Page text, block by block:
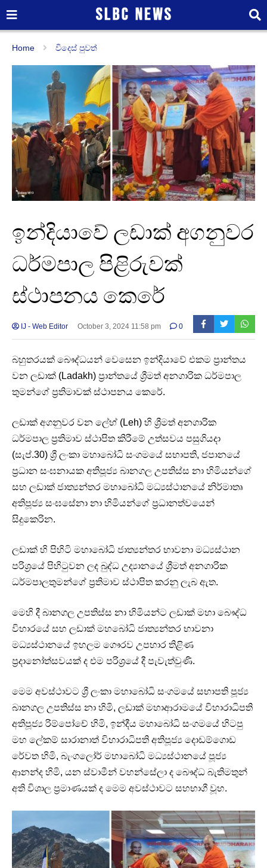
Home විදෙස් පුවත්
ඉන්දියාවේ ලඩාක් අගනුවර
ධර්මපාල පිළිරුවක්
ස්ථාපනය කෙරේ
IJ - Web Editor October 3, 2024 11:58 pm 0
බහුතරයක් බෞද්ධයන් වෙසෙන ඉන්දියාවේ එකම ප්‍රාන්තය
වන ලඩාක් (Ladakh) ප්‍රාන්තයේ ශ්‍රීමත් අනගාරික ධර්මපාල
තුමන්ගේ ප්‍රතිමාවක් ස්ථාපනය කෙරේ.
ලඩාක් අගනුවර වන ලේහ් (Leh) හි ශ්‍රීමත් අනගාරික
ධර්මපාල ප්‍රතිමාව ස්ථාපිත කිරීමේ උත්සවය පසුගියදා
(සැප්.30) ශ්‍රී ලංකා මහාබෝධි සංගමයේ සභාපති, ජපානයේ
ප්‍රධාන සංඝනායක අතිපූජ්‍ය බානගල උපතිස්ස නා හිමියන්ගේ
සහ ලඩාක් ජාත්‍යන්තර මහාබෝධි මධ්‍යස්ථානයේ නිර්මාතෘ
අතිපූජ්‍ය සංඝසේනා නා හිමියන්ගේ ප්‍රධානත්වයෙන්
සිදුකෙරින.
ලඩාක් හි පිහිටි මහාබෝධි ජාත්‍යන්තර භාවනා මධ්‍යස්ථාන
පරිශ්‍රයේ පිහිටුවන ලද බුද්ධ උද්‍යානයේ ශ්‍රීමත් අනගාරික
ධර්මපාලතුමන්ගේ ප්‍රතිමාව ස්ථාපිත කරනු ලැබ ඇත.
මෙහි දී බානගල උපතිස්ස නා හිමියන්ට ලඩාක් මහා බෞද්ධ
විහාරයේ සහ ලඩාක් මහබෝධි ජාත්‍යන්තර භාවනා
මධ්‍යස්ථානයේ ඉහලම ගෞරව උපහාර තිළිණ
ප්‍රදානෝත්සවයක් ද එම පරිශ්‍රයේ දී පැවැත්වුණි.
මෙම අවස්ථාවට ශ්‍රී ලංකා මහාබෝධි සංගමයේ සභාපති පූජ්‍ය
බානගල උපතිස්ස නා හිමි, ලඩාක් මහාආරාමයේ විහාරාධිපති
අතිපූජ්‍ය රිම්පෝචේ හිමි, ඉන්දීය මහාබෝධි සංගමයේ හිටපු
මහ ලේකම් සාරානාත් විහාරාධිපති අතිපූජ්‍ය දොඩම්ගොඩ
රේවත හිමි, බැංගලෝර් මහාබෝධි මධ්‍යස්ථානයේ පූජ්‍ය
ආනන්ද හිමි, යන ස්වාමීන් වහන්සේලා ද බෞද්ධ බැතිමතුන්
අති විශාල ප්‍රමාණයක් ද මෙම අවස්ථාවට සහභාගී වූහ.